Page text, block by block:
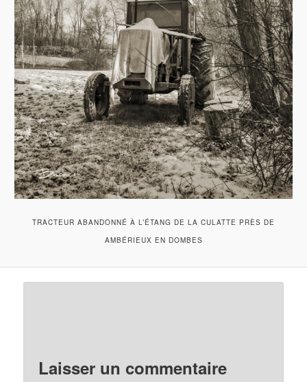
TRACTEUR ABANDONNÉ À L’ÉTANG DE LA CULATTE PRÈS DE
AMBÉRIEUX EN DOMBES
Laisser un commentaire